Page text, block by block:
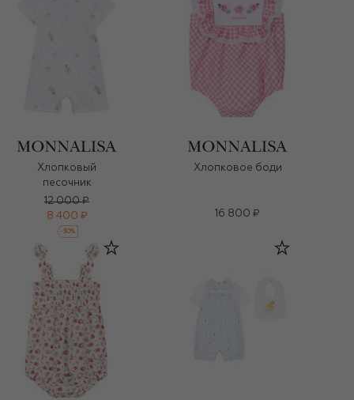
Хлопковый
песочник
12 000 ₽
8 400 ₽
-30%
Хлопковое боди
16 800 ₽